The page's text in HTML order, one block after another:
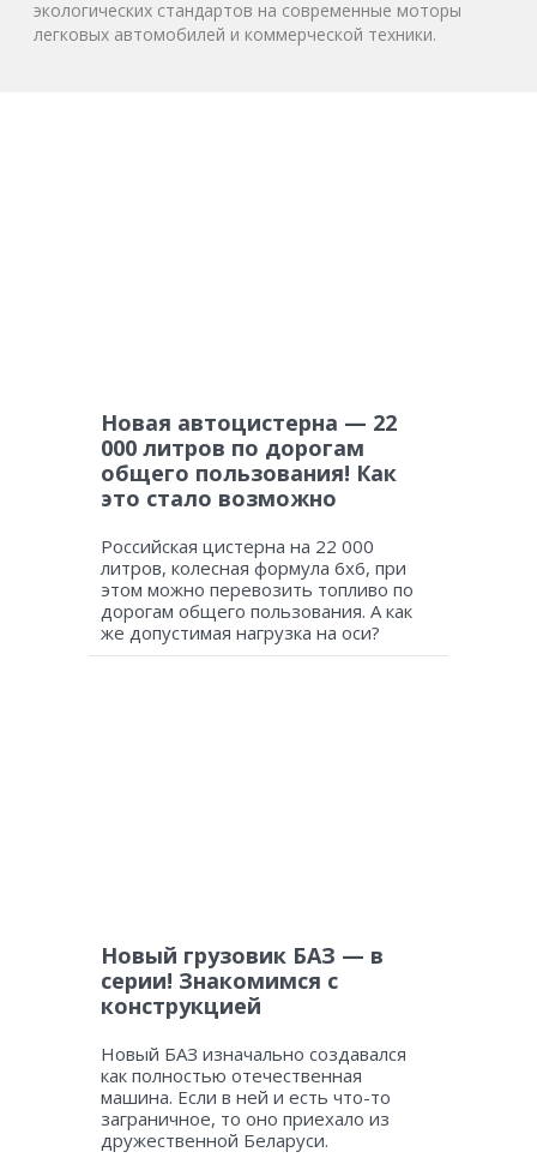
экологических стандартов на современные моторы
легковых автомобилей и коммерческой техники.
Новая автоцистерна — 22
000 литров по дорогам
общего пользования! Как
это стало возможно
Российская цистерна на 22 000
литров, колесная формула 6х6, при
этом можно перевозить топливо по
дорогам общего пользования. А как
же допустимая нагрузка на оси?
Новый грузовик БАЗ — в
серии! Знакомимся с
конструкцией
Новый БАЗ изначально создавался
как полностью отечественная
машина. Если в ней и есть что-то
заграничное, то оно приехало из
дружественной Беларуси.